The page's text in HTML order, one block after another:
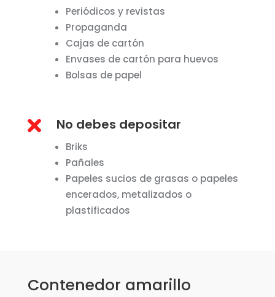
Periódicos y revistas
Propaganda
Cajas de cartón
Envases de cartón para huevos
Bolsas de papel
 No debes depositar
Briks
Pañales
Papeles sucios de grasas o papeles
encerados, metalizados o
plastificados
Contenedor amarillo